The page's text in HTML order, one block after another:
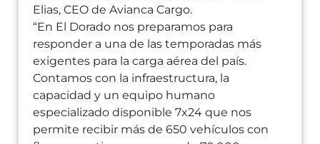
Elias, CEO de Avianca Cargo.
“En El Dorado nos preparamos para
responder a una de las temporadas más
exigentes para la carga aérea del país.
Contamos con la infraestructura, la
capacidad y un equipo humano
especializado disponible 7x24 que nos
permite recibir más de 650 vehículos con